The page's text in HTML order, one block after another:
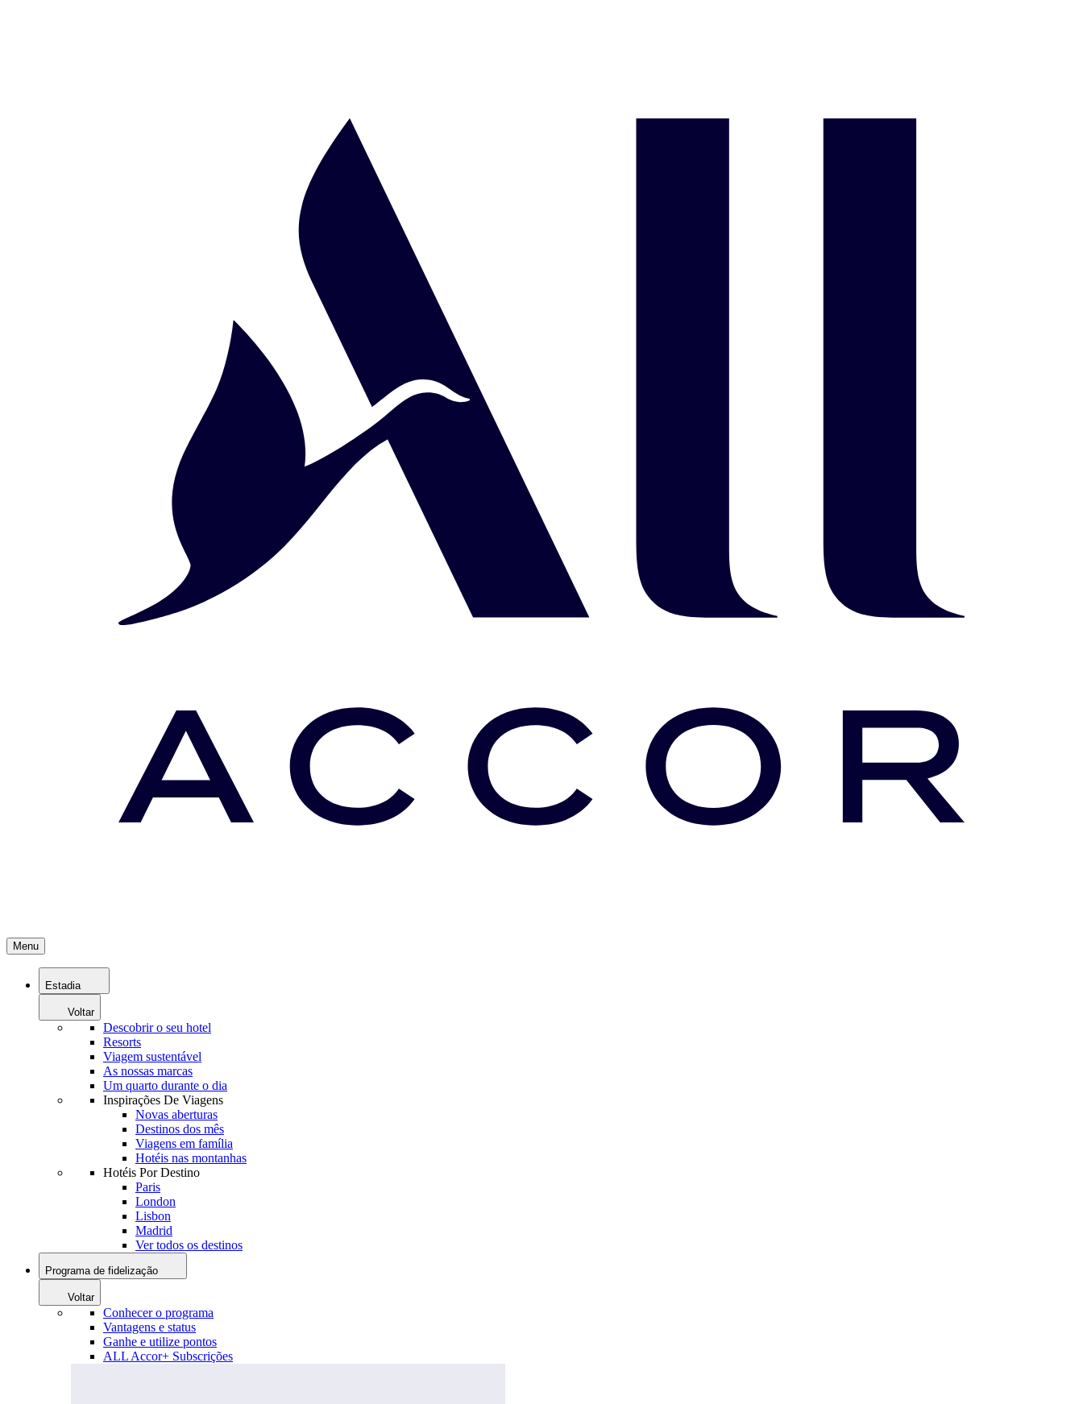
Menu
Estadia
Voltar
Descobrir o seu hotel
Resorts
Viagem sustentável
As nossas marcas
Um quarto durante o dia
Inspirações De Viagens
Novas aberturas
Destinos dos mês
Viagens em família
Hotéis nas montanhas
Hotéis Por Destino
Paris
London
Lisbon
Madrid
Ver todos os destinos
Programa de fidelização
Voltar
Conhecer o programa
Vantagens e status
Ganhe e utilize pontos
ALL Accor+ Subscrições